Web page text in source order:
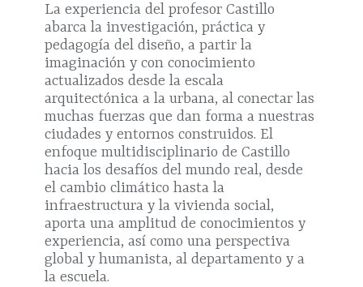
La experiencia del profesor Castillo
abarca la investigación, práctica y
pedagogía del diseño, a partir la
imaginación y con conocimiento
actualizados desde la escala
arquitectónica a la urbana, al conectar las
muchas fuerzas que dan forma a nuestras
ciudades y entornos construidos. El
enfoque multidisciplinario de Castillo
hacia los desafíos del mundo real, desde
el cambio climático hasta la
infraestructura y la vivienda social,
aporta una amplitud de conocimientos y
experiencia, así como una perspectiva
global y humanista, al departamento y a
la escuela.